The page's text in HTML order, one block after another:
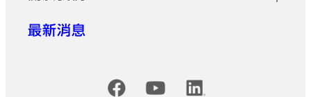
最新消息
Official Social Media Accounts